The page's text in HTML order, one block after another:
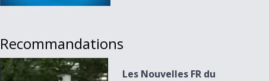
Recommandations
Les Nouvelles FR du 09.11.09
Les Nouvelles FR du